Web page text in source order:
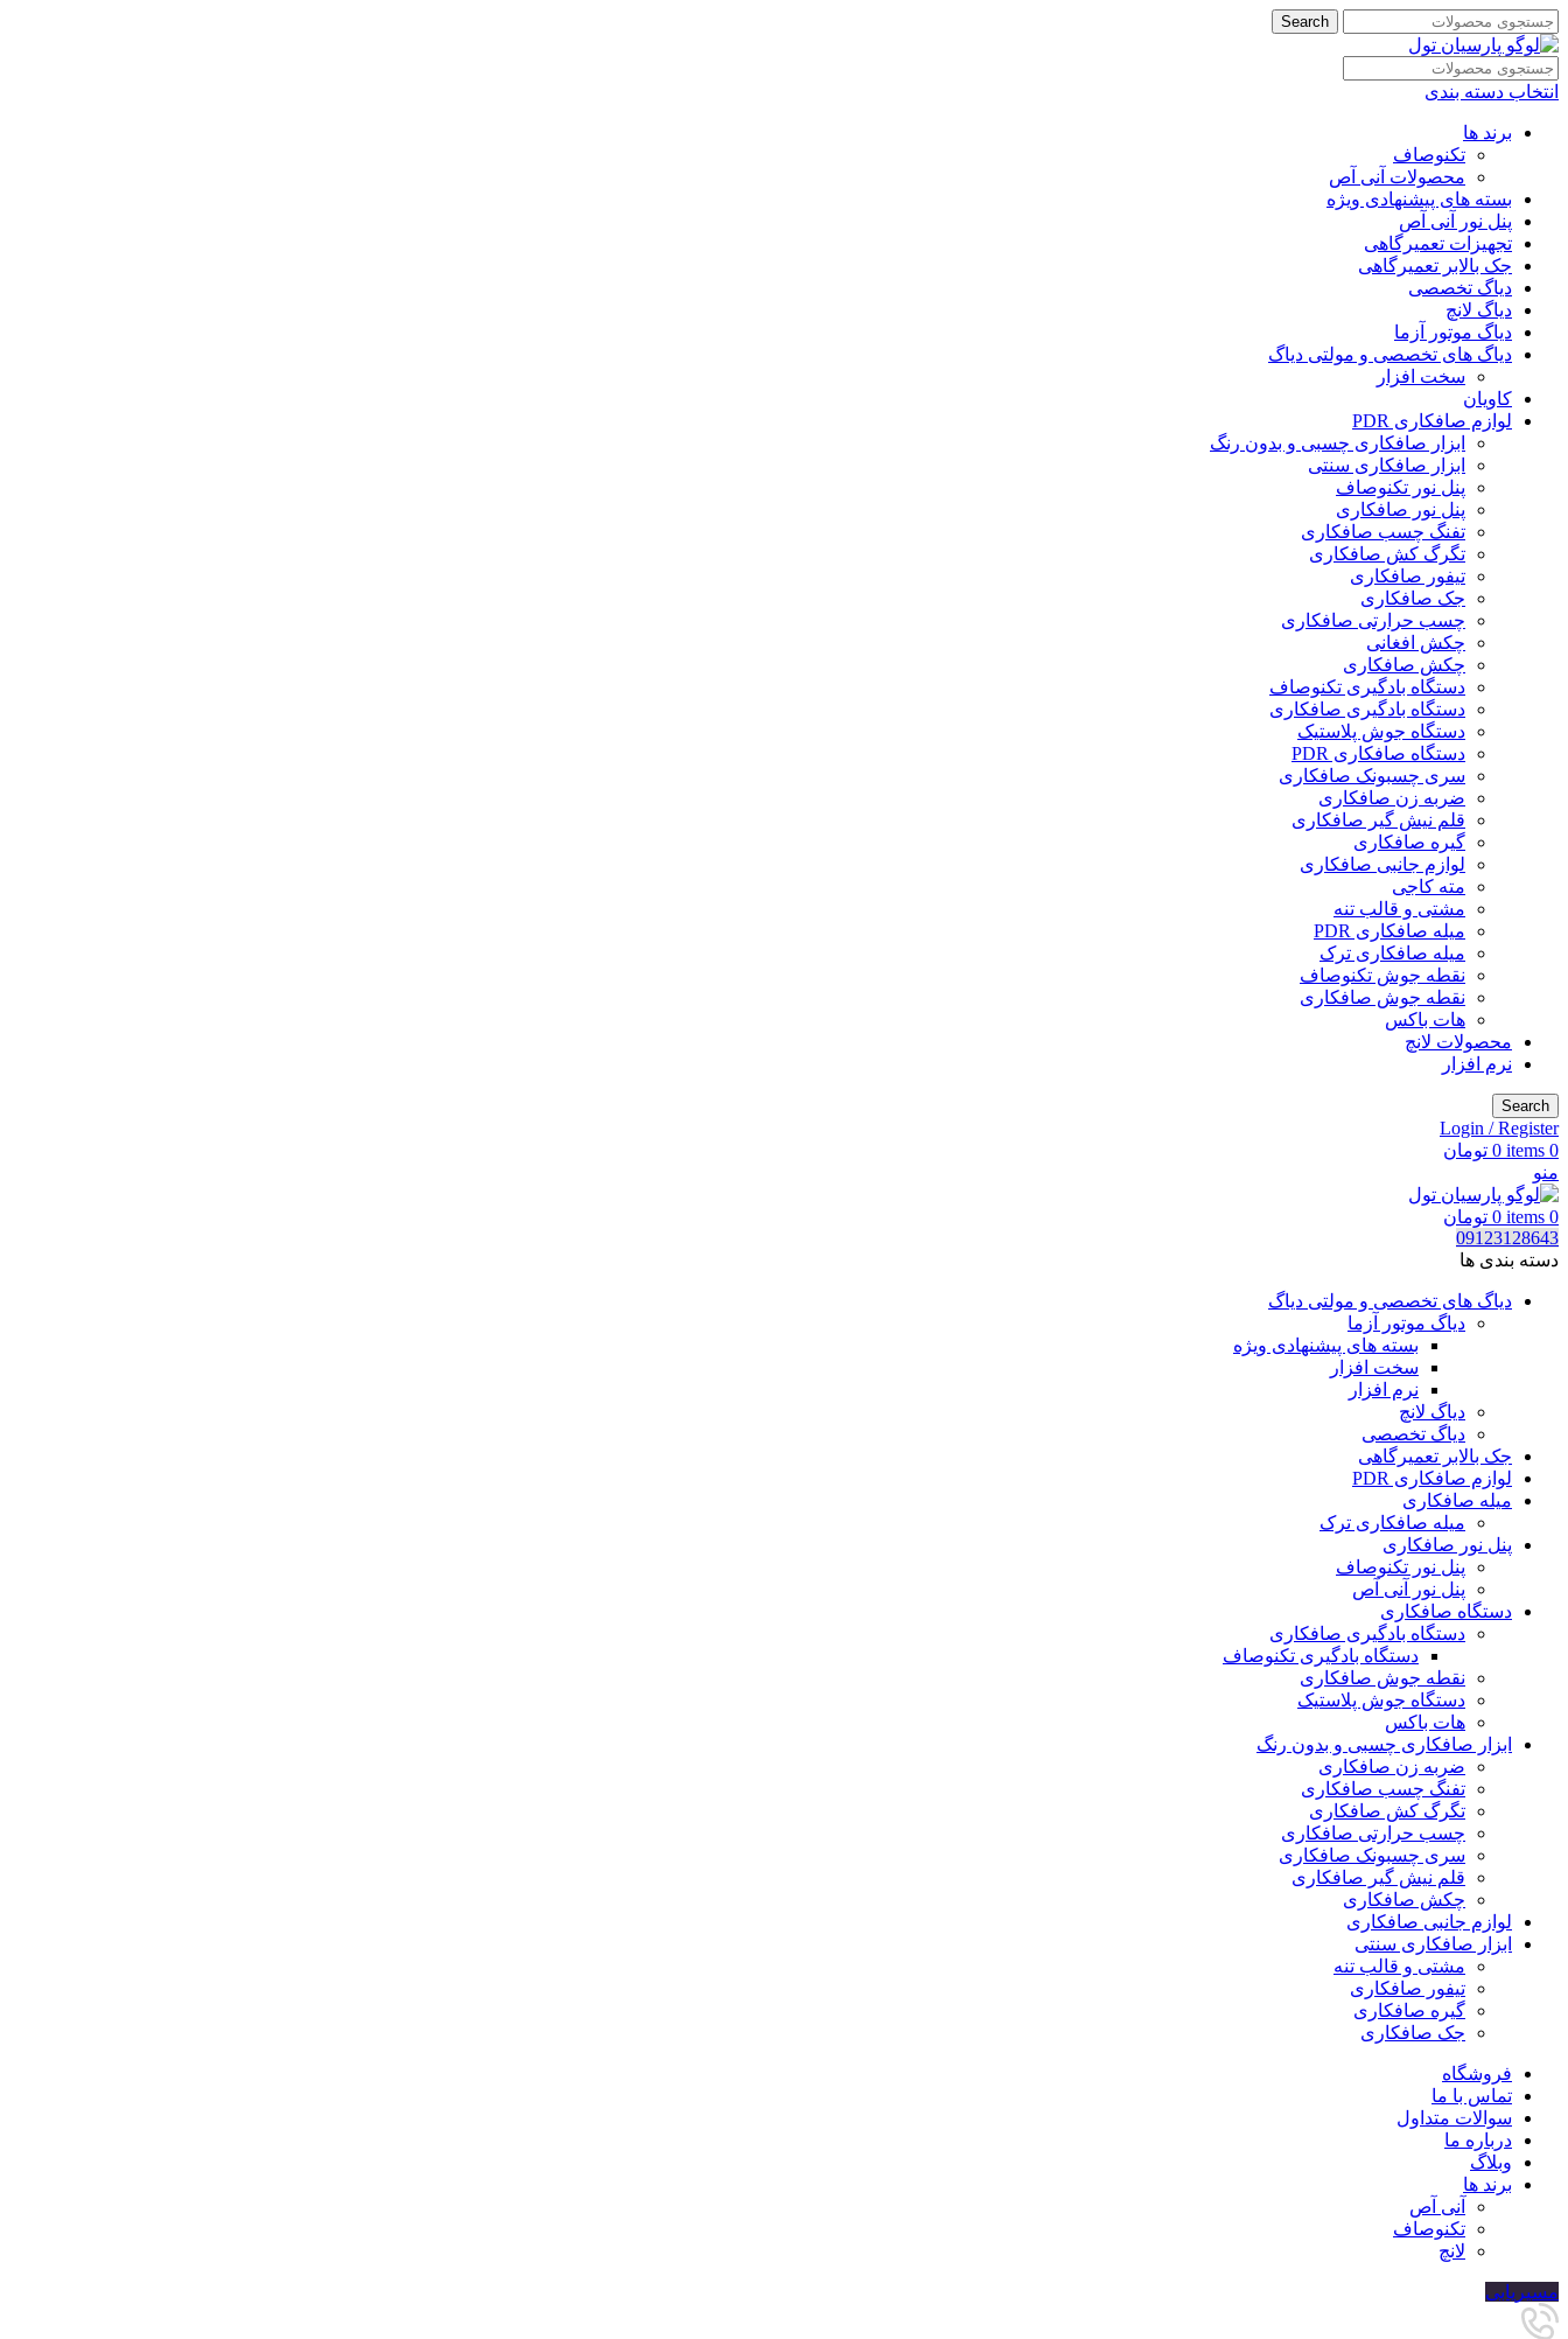
Search
انتخاب دسته بندی
برند ها
تکنوصاف
محصولات آنی آص
بسته های پیشنهادی ویژه
پنل نور آنی آص
تجهیزات تعمیرگاهی
جک بالابر تعمیرگاهی
دیاگ تخصصی
دیاگ لانچ
دیاگ موتور آزما
دیاگ های تخصصی و مولتی دیاگ
سخت افزار
کاویان
لوازم صافکاری PDR
ابزار صافکاری چسبی و بدون رنگ
ابزار صافکاری سنتی
پنل نور تکنوصاف
پنل نور صافکاری
تفنگ چسب صافکاری
تگرگ کش صافکاری
تیفور صافکاری
جک صافکاری
چسب حرارتی صافکاری
چکش افغانی
چکش صافکاری
دستگاه بادگیری تکنوصاف
دستگاه بادگیری صافکاری
دستگاه جوش پلاستیک
دستگاه صافکاری PDR
سری چسبونک صافکاری
ضربه زن صافکاری
قلم نیش گیر صافکاری
گیره صافکاری
لوازم جانبی صافکاری
مته کاجی
مشتی و قالب تنه
میله صافکاری PDR
میله صافکاری ترک
نقطه جوش تکنوصاف
نقطه جوش صافکاری
هات باکس
محصولات لانچ
نرم افزار
Search
Login / Register
0
items
0 تومان
منو
0
items
0 تومان
09123128643
دسته بندی ها
دیاگ های تخصصی و مولتی دیاگ
دیاگ موتور آزما
بسته های پیشنهادی ویژه
سخت افزار
نرم افزار
دیاگ لانچ
دیاگ تخصصی
جک بالابر تعمیرگاهی
لوازم صافکاری PDR
میله صافکاری
میله صافکاری ترک
پنل نور صافکاری
پنل نور تکنوصاف
پنل نور آنی آص
دستگاه صافکاری
دستگاه بادگیری صافکاری
دستگاه بادگیری تکنوصاف
نقطه جوش صافکاری
دستگاه جوش پلاستیک
هات باکس
ابزار صافکاری چسبی و بدون رنگ
ضربه زن صافکاری
تفنگ چسب صافکاری
تگرگ کش صافکاری
چسب حرارتی صافکاری
سری چسبونک صافکاری
قلم نیش گیر صافکاری
چکش صافکاری
لوازم جانبی صافکاری
ابزار صافکاری سنتی
مشتی و قالب تنه
تیفور صافکاری
گیره صافکاری
جک صافکاری
فروشگاه
تماس با ما
سوالات متداول
درباره ما
وبلاگ
برند ها
آنی آص
تکنوصاف
لانچ
مسیریابی